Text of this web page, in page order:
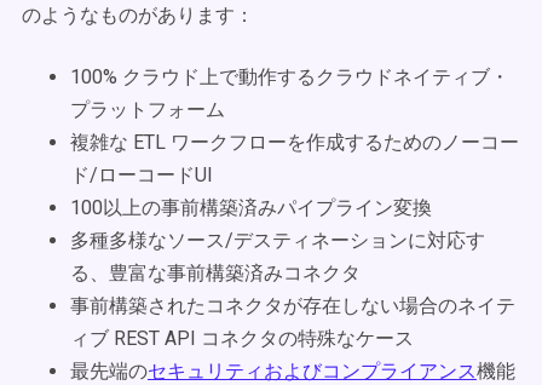
のようなものがあります：
100% クラウド上で動作するクラウドネイティブ・
プラットフォーム
複雑な ETL ワークフローを作成するためのノーコー
ド/ローコードUI
100以上の事前構築済みパイプライン変換
多種多様なソース/デスティネーションに対応す
る、豊富な事前構築済みコネクタ
事前構築されたコネクタが存在しない場合のネイテ
ィブ REST API コネクタの特殊なケース
最先端のセキュリティおよびコンプライアンス機能